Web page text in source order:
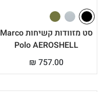
סט מזוודות קשיחות Marco
Polo AEROSHELL
₪ 757.00